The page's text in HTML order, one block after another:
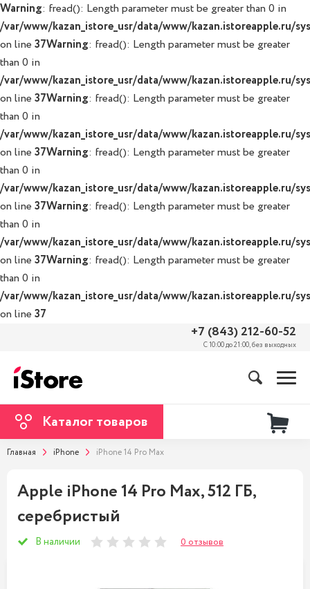
Warning: fread(): Length parameter must be greater than 0 in
/var/www/kazan_istore_usr/data/www/kazan.istoreapple.ru/
on line 37Warning: fread(): Length parameter must be greater
than 0 in
/var/www/kazan_istore_usr/data/www/kazan.istoreapple.ru/
on line 37Warning: fread(): Length parameter must be greater
than 0 in
/var/www/kazan_istore_usr/data/www/kazan.istoreapple.ru/
on line 37Warning: fread(): Length parameter must be greater
than 0 in
/var/www/kazan_istore_usr/data/www/kazan.istoreapple.ru/
on line 37Warning: fread(): Length parameter must be greater
than 0 in
/var/www/kazan_istore_usr/data/www/kazan.istoreapple.ru/
on line 37Warning: fread(): Length parameter must be greater
than 0 in
/var/www/kazan_istore_usr/data/www/kazan.istoreapple.ru/
on line 37
+7 (843) 212-60-52
С 10:00 до 21:00, без выходных
Каталог товаров
Главная iPhone iPhone 14 Pro Max
Apple iPhone 14 Pro Max, 512 ГБ,
серебристый
В наличии 0 отзывов